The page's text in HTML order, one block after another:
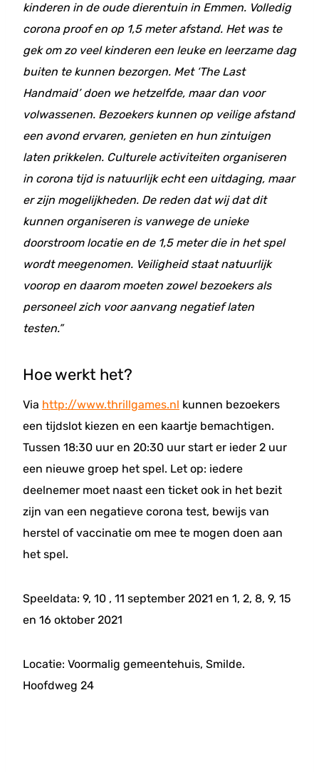
kinderen in de oude dierentuin in Emmen. Volledig
corona proof en op 1,5 meter afstand. Het was te
gek om zo veel kinderen een leuke en leerzame dag
buiten te kunnen bezorgen. Met ‘The Last
Handmaid’ doen we hetzelfde, maar dan voor
volwassenen. Bezoekers kunnen op veilige afstand
een avond ervaren, genieten en hun zintuigen
laten prikkelen. Culturele activiteiten organiseren
in corona tijd is natuurlijk echt een uitdaging, maar
er zijn mogelijkheden. De reden dat wij dat dit
kunnen organiseren is vanwege de unieke
doorstroom locatie en de 1,5 meter die in het spel
wordt meegenomen. Veiligheid staat natuurlijk
voorop en daarom moeten zowel bezoekers als
personeel zich voor aanvang negatieflaten
testen.”
Hoe werkt het?
Via http://www.thrillgames.nl kunnen bezoekers
een tijdslot kiezen en een kaartje bemachtigen.
Tussen 18:30 uur en 20:30 uur start er ieder 2 uur
een nieuwe groep het spel. Let op: iedere
deelnemer moet naast een ticket ook in het bezit
zijn van een negatieve corona test, bewijs van
herstel of vaccinatie om mee te mogen doen aan
het spel.
Speeldata: 9, 10 , 11 september 2021 en 1, 2, 8, 9, 15
en 16 oktober 2021
Locatie: Voormalig gemeentehuis, Smilde.
Hoofdweg 24